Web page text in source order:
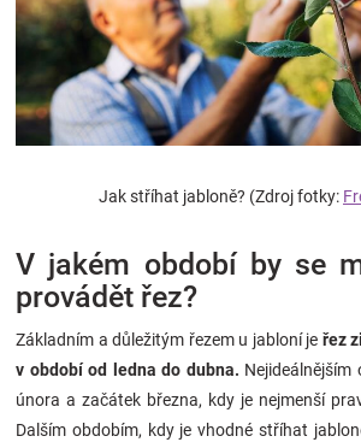
pro
děti
Těhotenské
Novinky
Značky
Blog
Jak stříhat jabloně? (Zdroj fotky:
V jakém období by se
provádět řez?
Základním a důležitým řezem u jabloní je řez
v období od ledna do dubna. Nejideálnějším
února a začátek března, kdy je nejmenší
Dalším obdobím, kdy je vhodné stříhat